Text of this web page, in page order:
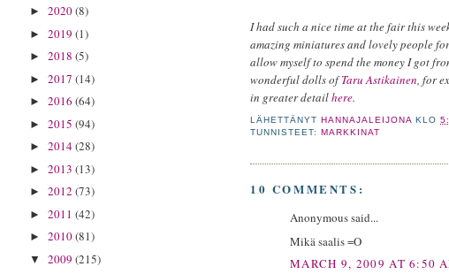
I had such a nice time at the fair this
amazing miniatures and lovely people
allow myself to spend the money I got
wonderful dolls ofTaru Astikainen, for
in greater detailhere.
LÄHETTÄNYT HANNAJALEIJONA KLO
TUNNISTEET: MARKKINAT
10 COMMENTS:
Anonymous said...
Mikä saalis =O
MARCH 9, 2009 AT 6:50
► 2020(8)
► 2019 (1)
► 2018 (5)
► 2017 (14)
► 2016 (64)
► 2015 (94)
► 2014(28)
► 2013 (13)
► 2012 (73)
► 2011 (42)
► 2010(81)
▼ 2009 (215)